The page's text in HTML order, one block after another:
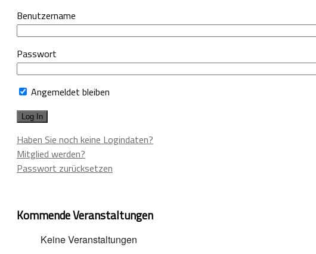
Benutzername
Passwort
Angemeldet bleiben
Haben Sie noch keine Logindaten?
Mitglied werden?
Passwort zurücksetzen
Kommende Veranstaltungen
Keine Veranstaltungen